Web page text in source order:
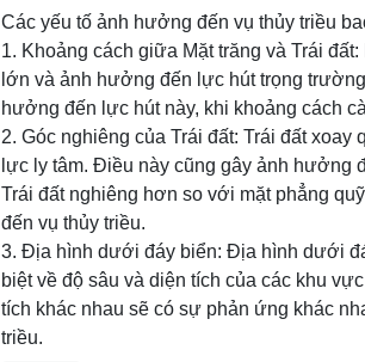
Các yếu tố ảnh hưởng đến vụ thủy triều
1. Khoảng cách giữa Mặt trăng và Trái
lớn và ảnh hưởng đến lực hút trọng
hưởng đến lực hút này, khi khoảng cách
2. Góc nghiêng của Trái đất: Trái đất xoay
lực ly tâm. Điều này cũng gây ảnh hưởng
Trái đất nghiêng hơn so với mặt phẳng
đến vụ thủy triều.
3. Địa hình dưới đáy biển: Địa hình dưới
biệt về độ sâu và diện tích của các khu
tích khác nhau sẽ có sự phản ứng khác
triều.